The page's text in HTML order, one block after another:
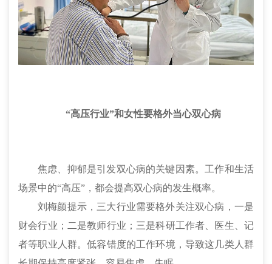
“高压行业”和女性要格外当心双心病
焦虑、抑郁是引发双心病的关键因素。工作和生活
场景中的“高压”，都会提高双心病的发生概率。
刘梅颜提示，三大行业需要格外关注双心病，一是
财会行业；二是教师行业；三是科研工作者、医生、记
者等职业人群。低容错度的工作环境，导致这几类人群